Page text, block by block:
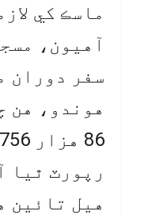
ماسڪ کي
آهيون،
سفر دوران
هوندو، هن
رپورٽ ٿيا